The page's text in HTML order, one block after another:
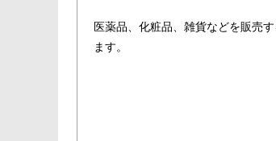
医薬品、化粧品、雑貨などを販売
ます。